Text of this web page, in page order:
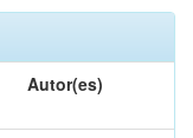
Autor(es)